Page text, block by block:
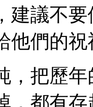
建議不
他們的祝
，把歷
，都有